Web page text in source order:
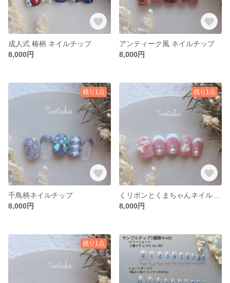
成人式 椿柄 ネイルチップ
8,000円
アンティーク風 ネイルチップ
8,000円
残り1点
千鳥柄ネイルチップ
8,000円
残り1点
8,000円
残り1点